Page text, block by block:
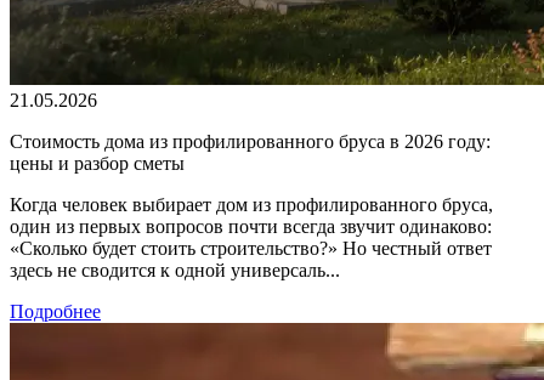
21.05.2026
Стоимость дома из профилированного бруса в 2026 году:
цены и разбор сметы
Когда человек выбирает дом из профилированного бруса,
один из первых вопросов почти всегда звучит одинаково:
«Сколько будет стоить строительство?» Но честный ответ
здесь не сводится к одной универсаль...
Подробнее